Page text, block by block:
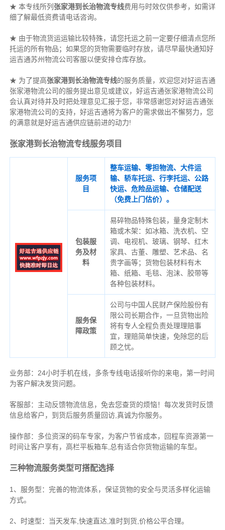
★ 本专线所列 张家港到长治物流专线费用与时效仅供参考，如需详
细了解最低资费请电话咨询。
★ 由于物流货运运输比较特殊，请您托运之前一定要仔细清点您所
托运的所有物品；如果您的货物需要临时存放，请尽早最快通知好
运吉通苏州物流公司客服以便安排仓库存放。
★ 为了提高张家港到长治物流专线的服务质量，欢迎您对好运吉通
张家港物流公司的服务提出意见或建议，好运吉通张家港物流公司
会认真对待并及时把处理意见汇报于您，非常感谢您对好运吉通张
家港物流公司的支持，好运吉通将为客户的需求做出不懈努力，您
的满意就是好运吉通供应链前进的动力!
张家港到长治物流专线服务项目
服务项
目
整车运输、零担物流、大件运
输、轿车托运、行李托运、公路
快运、危险品运输、仓储配送
（免费上门估价）。
包装服
务及材
料
易碎物品特殊包装，量身定制木
箱或木架：如冰箱、洗衣机、空
调、电视机、玻璃、钢琴、红木
家具、古董、雕塑、艺术品、名
贵字画等；货物包装材料有木
箱、纸箱、毛毯、泡沫、胶带等
各种包装材料。
服务保
障政策
公司与中国人民财产保险股份有
限公司长期合作，一旦货物出险
将有专人全程负责处理理赔事
宜，理赔简单快速，免除您的后
顾之忧。
业务部：24小时手机在线，多条专线电话接听你的来电，第一时间
为客户解决发货问题。
客服部：主动反馈物流信息，免去您查货的烦恼！每次发货时反馈
信息给客户，到货后服务质量回访,真诚为你服务。
操作部：多位资深的码车专家，为客户节省成本，回程车资源第一
时间让客户享有，高栏平板箱车,总有适合你货物运输的车型。
三种物流服务类型可搭配选择
1、服务型：完善的物流体系，保证货物的安全与灵活多样化运输
方式。
2、时速型：当天发车,快速直达,准时到货,价格公平合理。